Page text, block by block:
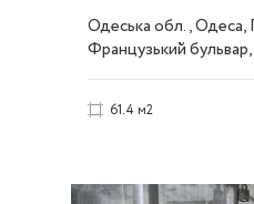
Одеська обл., Одеса,
Французький
61.4 м2